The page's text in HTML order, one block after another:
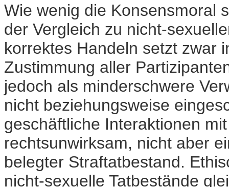
Wie wenig die Konsensmoral
der Vergleich zu nicht-
korrektes Handeln setzt zwar
Zustimmung aller
jedoch als minderschwere
nicht beziehungsweise
geschäftliche Interaktionen
rechtsunwirksam, nicht aber
belegter Straftatbestand.
nicht-sexuelle Tatbestände